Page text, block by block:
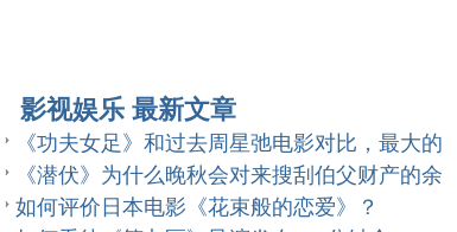
影视娱乐 最新文章
《功夫女足》和过去周星弛电影对比，最大的
《潜伏》为什么晚秋会对来搜刮伯父财产的余
如何评价日本电影《花束般的恋爱》？